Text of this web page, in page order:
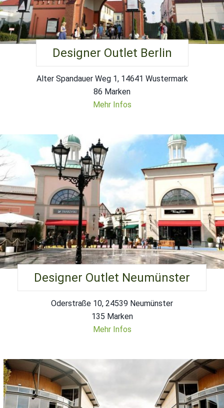
Designer Outlet Berlin
Alter Spandauer Weg 1, 14641 Wustermark
86 Marken
Mehr Infos
Designer Outlet Neumünster
Oderstraße 10, 24539 Neumünster
135 Marken
Mehr Infos